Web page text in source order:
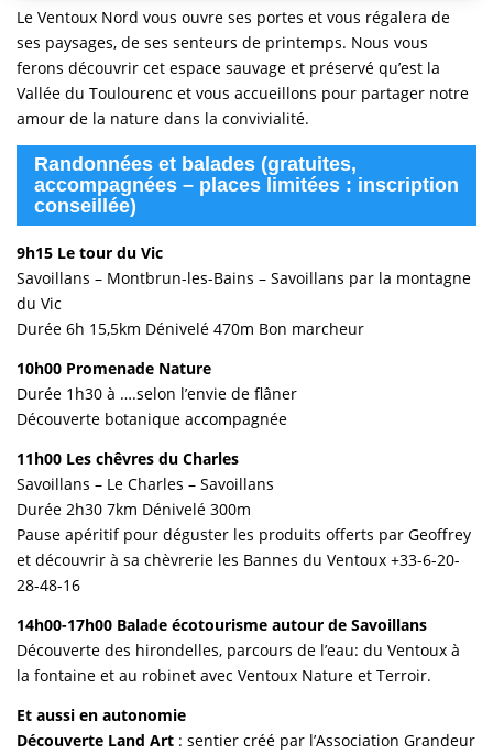
Le Ventoux Nord vous ouvre ses portes et vous régalera de
ses paysages, de ses senteurs de printemps. Nous vous
ferons découvrir cet espace sauvage et préservé qu’est la
Vallée du Toulourenc et vous accueillons pour partager notre
amour de la nature dans la convivialité.
Randonnées et balades (gratuites,
accompagnées – places limitées : inscription
conseillée)
9h15 Le tour du Vic
Savoillans – Montbrun-les-Bains – Savoillans par la montagne
du Vic
Durée 6h 15,5km Dénivelé 470m Bon marcheur
10h00 Promenade Nature
Durée 1h30 à ….selon l’envie de flâner
Découverte botanique accompagnée
11h00 Les chêvres du Charles
Savoillans – Le Charles – Savoillans
Durée 2h30 7km Dénivelé 300m
Pause apéritif pour déguster les produits offerts par Geoffrey
et découvrir à sa chèvrerie les Bannes du Ventoux +33-6-20-
28-48-16
14h00-17h00 Balade écotourisme autour de Savoillans
Découverte des hirondelles, parcours de l’eau: du Ventoux à
la fontaine et au robinet avec Ventoux Nature et Terroir.
Et aussi en autonomie
Découverte Land Art : sentier créé par l’Association Grandeur